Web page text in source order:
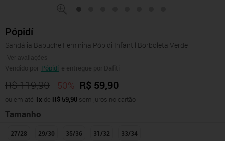
Pópidí
Sandália Babuche Feminina Pópidi Infantil Borboleta Verde
Ver avaliações
Vendido por Pópidí e entregue por Dafiti
R$ 119,90 -50% R$ 59,90
ou em até 1x de R$ 59,90 sem juros no cartão
Tamanho
27/28 29/30 35/36 31/32 33/34